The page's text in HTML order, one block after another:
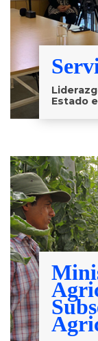
Estado